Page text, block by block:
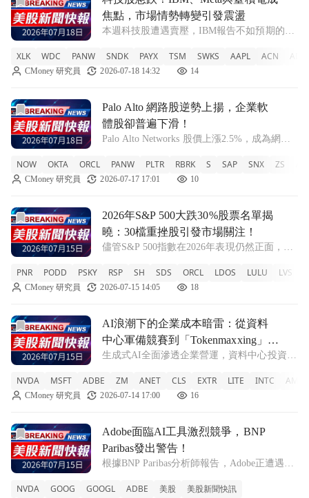
焦點，市場情勢轉變引發震盪
本週科技股遭遇賣壓，IBM報告不如預期的業
Anthropic提供雲端計算服務。 WDC +2.23%
XLK -1.09% PANW +1.32% SND
XLK WDC PANW SNDK PAYX TSM SWKS AAPL ACN
CMoney 研究員 2026-07-18 14:32 14
前往Palo Alto 網路股逆勢上揚，企業軟體股卻普遍下滑！文
Palo Alto 網路股逆勢上揚，企業軟
體股卻普遍下滑！
Palo Alto Networks 股價上漲2.5%，成為網路
壓力，顯示市場分歧。 NOW +0.25% OKTA
+0.6% ORCL +3.39% PAN
NOW OKTA ORCL PANW PLTR RBRK S SAP SNX ZS
CMoney 研究員 2026-07-17 17:01 10
前往2026年S&P 500大跌30%股票名單揭曉：30檔重挫股引
2026年S&P 500大跌30%股票名單揭
曉：30檔重挫股引發市場關注！
儘管S&P 500指數在2026年表現仍然正面，但
與不均衡。 PNR -13.82% PODD +0.14%
PSKY +1.86% RSP +0.26%
PNR PODD PSKY RSP SH SDS ORCL LDOS LULU LVS
CMoney 研究員 2026-07-15 14:05 18
前往AI浪潮下的企業成本暗雷：從資料中心軍備競賽到「
AI浪潮下的企業成本暗雷：從資料
中心軍備競賽到「Tokenmaxxing」風
暴，美股新風險浮現
生成式AI全面滲透企業營運，資料中心投資加
「AI Token」支出失控風險開始浮出檯面，恐
在未來幾季悄悄侵蝕企業獲利與估值。 NVDA
NVDA MSFT ADBE ZM ANET CLS EXTR LITE INTC AMD
CMoney 研究員 2026-07-14 17:00 16
前往Adobe面臨AI工具激烈競爭，BNP Paribas發出警告！文
Adobe面臨AI工具激烈競爭，BNP
Paribas發出警告！
根據BNP Paribas分析師報告，Adobe正遭遇來
場。 NVDA +2.87% GOOG +0.49% GOOGL
NVDA GOOG GOOGL ADBE 美股 美股新聞快訊